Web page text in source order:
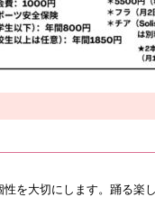
を大切にします。踊る楽